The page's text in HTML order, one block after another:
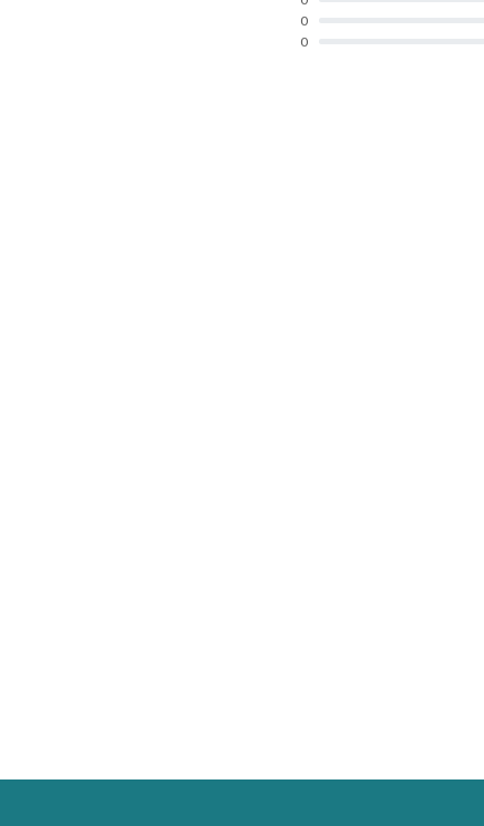
0
0